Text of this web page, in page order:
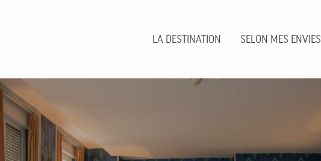
LA DESTINATION SELON MES ENVIES